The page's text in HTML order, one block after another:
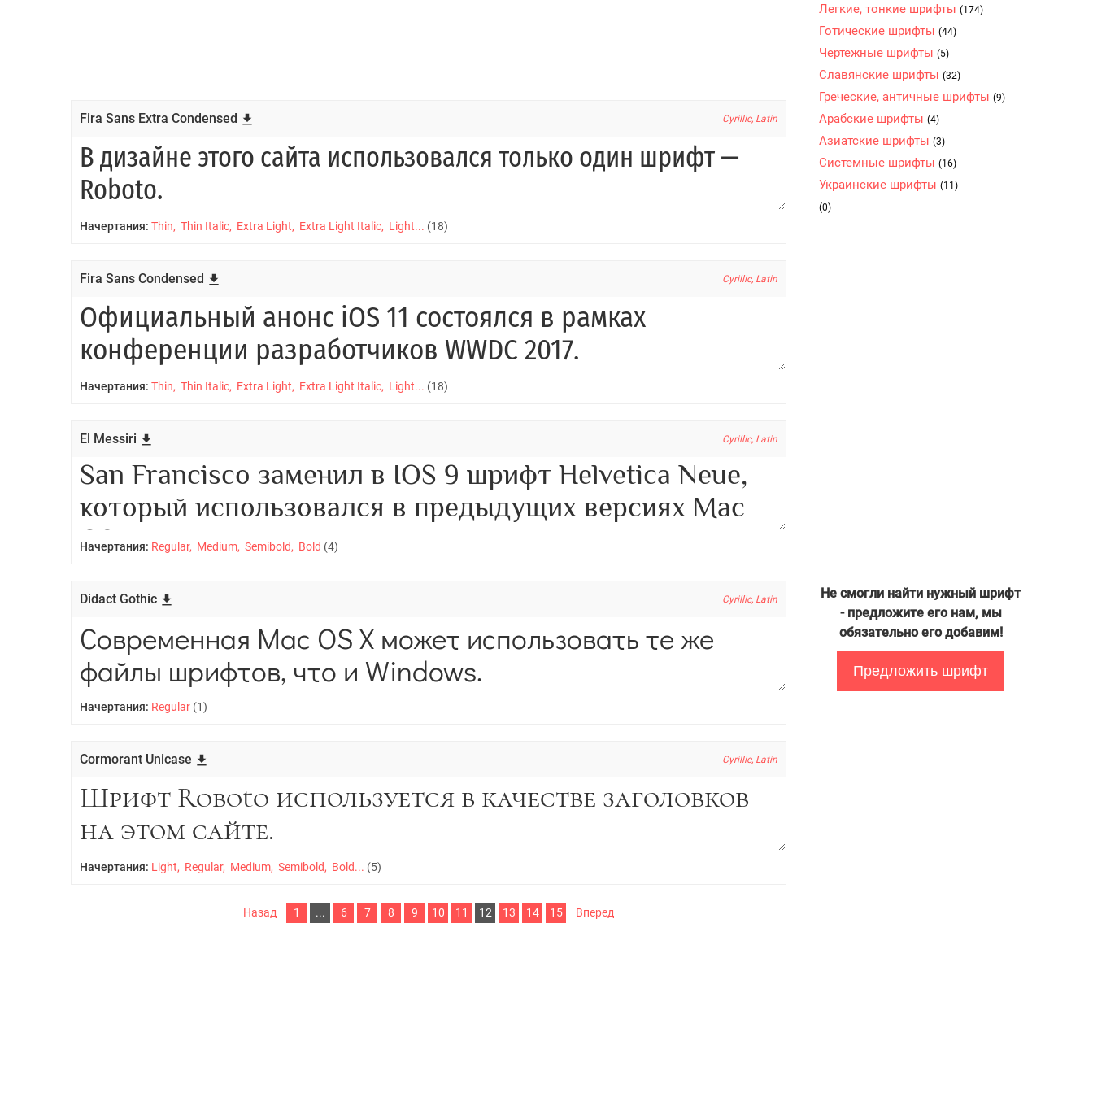
Fira Sans Extra Condensed Cyrillic, Latin
Начертания: Thin, Thin Italic, Extra Light, Extra Light Italic, Light... (18)
Fira Sans Condensed Cyrillic, Latin
Начертания: Thin, Thin Italic, Extra Light, Extra Light Italic, Light... (18)
El Messiri Cyrillic, Latin
Начертания: Regular, Medium, Semibold, Bold (4)
Didact Gothic Cyrillic, Latin
Начертания: Regular (1)
Cormorant Unicase Cyrillic, Latin
Начертания: Light, Regular, Medium, Semibold, Bold... (5)
Назад 1 ... 6 7 8 9 10 11 12 13 14 15 Вперед
Легкие, тонкие шрифты (174)
Готические шрифты (44)
Чертежные шрифты (5)
Славянские шрифты (32)
Греческие, античные шрифты (9)
Арабские шрифты (4)
Азиатские шрифты (3)
Системные шрифты (16)
Украинские шрифты (11)
(0)
Не смогли найти нужный шрифт
- предложите его нам, мы
обязательно его добавим!
Предложить шрифт